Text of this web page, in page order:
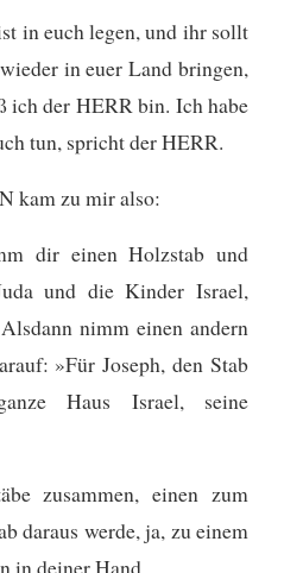
in euch legen, und ihr sollt
in euer Land bringen,
ich der HERR bin. Ich habe
tun, spricht der HERR.
kam zu mir also:
dir einen Holzstab und
und die Kinder Israel,
nimm einen andern
»Für Joseph, den Stab
Haus Israel, seine
zusammen, einen zum
daraus werde, ja, zu einem
in deiner Hand.